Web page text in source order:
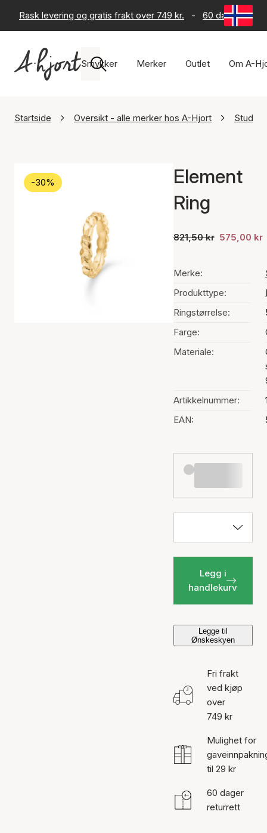
Rask levering og gratis frakt over 749 kr. - 60 dagers
Smykker Merker Outlet Om A-
Startside Oversikt - alle merker hos A-Hjort
-30%
Element
Ring
821,50 kr 575,00 kr
Merke:
Produkttype:
Ringstørrelse:
Farge:
Materiale:
Artikkelnummer:
EAN:
Legg i
handlekurv
Legge til
Ønskeskyen
Fri frakt
ved kjøp
over
749 kr
Mulighet for
til 29 kr
60 dager
returrett